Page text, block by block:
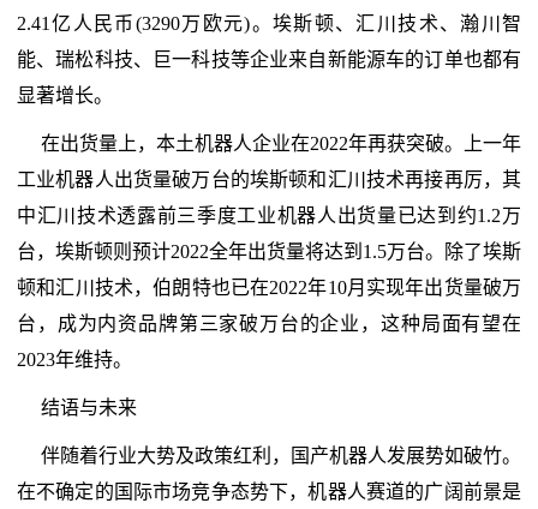
2.41亿人民币(3290万欧元)。埃斯顿、汇川技术、瀚川智
能、瑞松科技、巨一科技等企业来自新能源车的订单也都有
显著增长。
在出货量上，本土机器人企业在2022年再获突破。上一年
工业机器人出货量破万台的埃斯顿和汇川技术再接再厉，其
中汇川技术透露前三季度工业机器人出货量已达到约1.2万
台，埃斯顿则预计2022全年出货量将达到1.5万台。除了埃斯
顿和汇川技术，伯朗特也已在2022年10月实现年出货量破万
台，成为内资品牌第三家破万台的企业，这种局面有望在
2023年维持。
结语与未来
伴随着行业大势及政策红利，国产机器人发展势如破竹。
在不确定的国际市场竞争态势下，机器人赛道的广阔前景是